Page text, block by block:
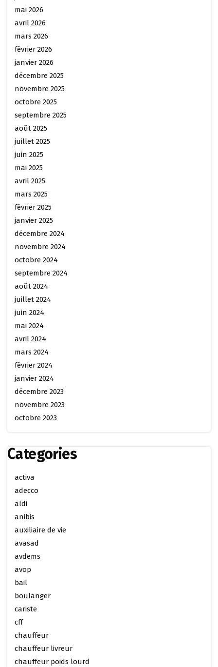
mai 2026
avril 2026
mars 2026
février 2026
janvier 2026
décembre 2025
novembre 2025
octobre 2025
septembre 2025
août 2025
juillet 2025
juin 2025
mai 2025
avril 2025
mars 2025
février 2025
janvier 2025
décembre 2024
novembre 2024
octobre 2024
septembre 2024
août 2024
juillet 2024
juin 2024
mai 2024
avril 2024
mars 2024
février 2024
janvier 2024
décembre 2023
novembre 2023
octobre 2023
Categories
activa
adecco
aldi
anibis
auxiliaire de vie
avasad
avdems
avop
bail
boulanger
cariste
cff
chauffeur
chauffeur livreur
chauffeur poids lourd